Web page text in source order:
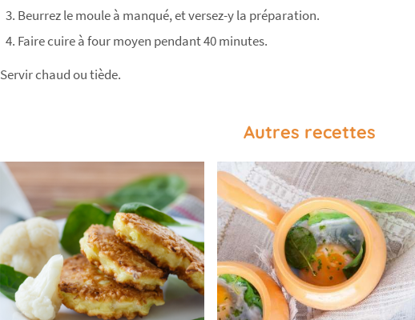
Beurrez le moule à manqué, et versez-y la préparation.
Faire cuire à four moyen pendant 40 minutes.
Servir chaud ou tiède.
Autres recettes